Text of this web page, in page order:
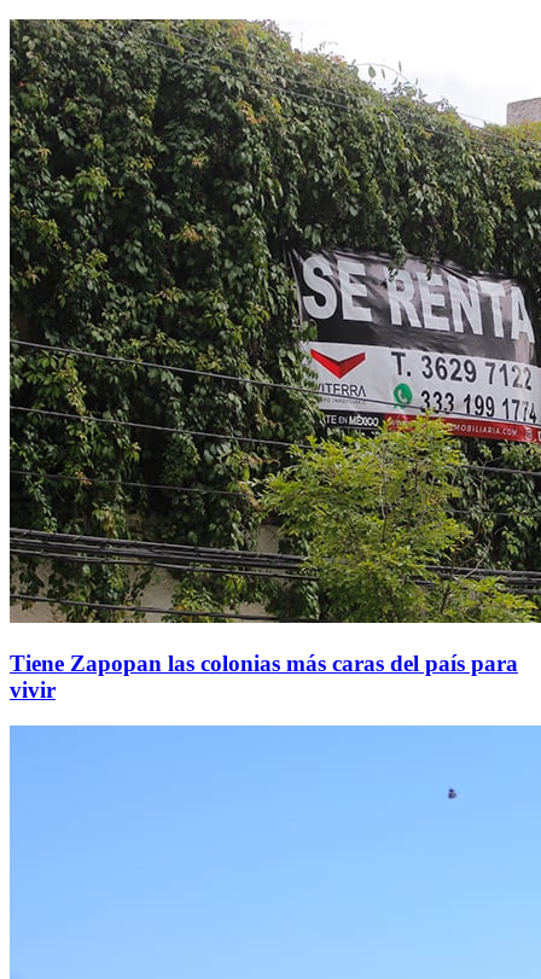
Tiene Zapopan las colonias más caras del país para
vivir